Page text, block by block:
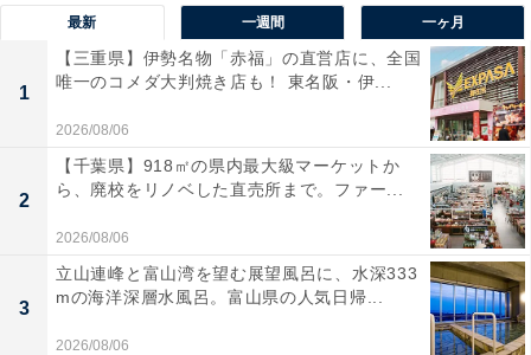
最新 一週間 一ヶ月
1
【三重県】伊勢名物「赤福」の直営店に、全国
唯一のコメダ大判焼き店も！ 東名阪・伊...
2026/08/06
2
【千葉県】918㎡の県内最大級マーケットか
ら、廃校をリノベした直売所まで。ファー...
2026/08/06
3
立山連峰と富山湾を望む展望風呂に、水深333
mの海洋深層水風呂。富山県の人気日帰...
2026/08/06